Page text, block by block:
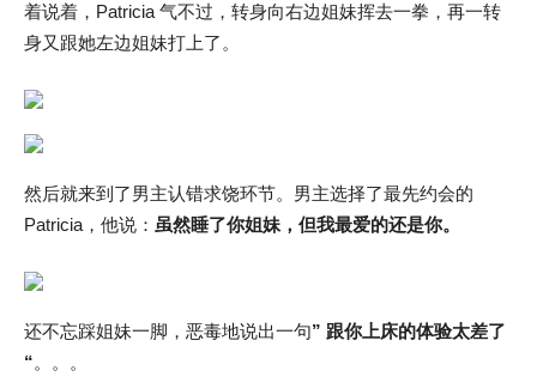
着说着，Patricia 气不过，转身向右边姐妹挥去一拳，再一转
身又跟她左边姐妹打上了。
然后就来到了男主认错求饶环节。男主选择了最先约会的
Patricia，他说： 虽然睡了你姐妹，但我最爱的还是你。
还不忘踩姐妹一脚，恶毒地说出一句” 跟你上床的体验太差了
“。。。